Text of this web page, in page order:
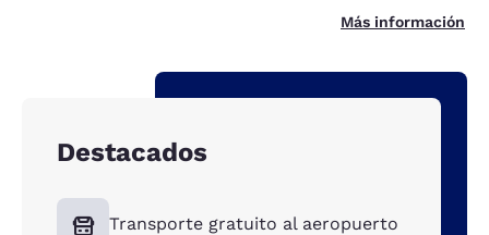
Más información
Destacados
Transporte gratuito al aeropuerto